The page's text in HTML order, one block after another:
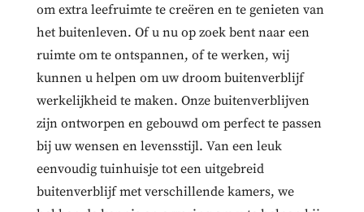
om extra leefruimte te creëren en te genieten van
het buitenleven. Of u nu op zoek bent naar een
ruimte om te ontspannen, of te werken, wij
kunnen u helpen om uw droom buitenverblijf
werkelijkheid te maken. Onze buitenverblijven
zijn ontworpen en gebouwd om perfect te passen
bij uw wensen en levensstijl. Van een leuk
eenvoudig tuinhuisje tot een uitgebreid
buitenverblijf met verschillende kamers, we